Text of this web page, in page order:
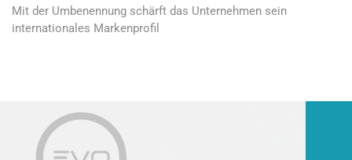
Mit der Umbenennung schärft das Unternehmen sein
internationales Markenprofil